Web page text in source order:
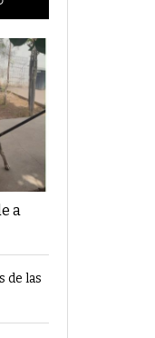
a
de las